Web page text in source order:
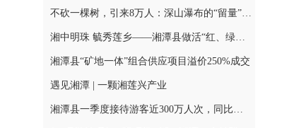
不砍一棵树，引来8万人：深山瀑布的“留量”之道
湘中明珠 毓秀莲乡——湘潭县做活“红、绿、古、特”文旅融合文章
湘潭县“矿地一体”组合供应项目溢价250%成交
遇见湘潭 | 一颗湘莲兴产业
湘潭县一季度接待游客近300万人次，同比增长16.41%